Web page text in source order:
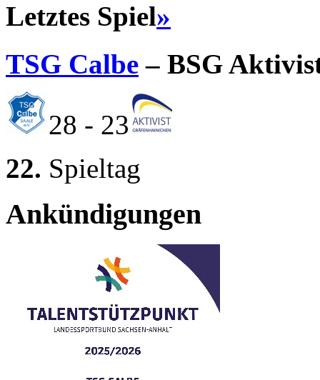
Letztes Spiel
TSG Calbe – BSG
28 - 23
22. Spieltag
Ankündigungen